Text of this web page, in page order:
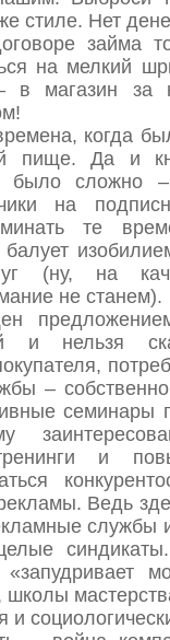
стиле. Нет
займа
на мелкий
магазин за
когда
пище. Да и
было сложно
на
те
(ну, на
не станем).
и нельзя
–
семинары
и
Ведь
службы
школы
и